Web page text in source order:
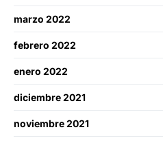
marzo 2022
febrero 2022
enero 2022
diciembre 2021
noviembre 2021